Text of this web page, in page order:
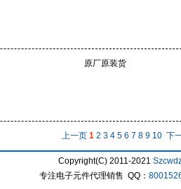
原厂原装货
上一页 1 2 3 4 5 6 7 8 9 10 下
Copyright(C) 2011-2021
专注电子元件代理销售 QQ：